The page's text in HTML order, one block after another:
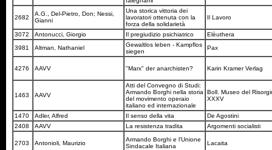
2682
A.G., Del-Pietro, Don; Nessi,
Gianni
Una storica vittoria dei
lavoratori ottenuta con la
forza della solidarietà
Il Lavoro
3072 Antonucci, Giorgio Il pregiudizio psichiatrico
Elèuthera
3981
Altman, Nathaniel
Gewaltlos leben - Kampflos
siegen
Pax
4276 AAVV "Marx" der anarchisten? Karin Kramer Verlag
1463 AAVV
Atti del Convegno di Studi:
Armando Borghi nella storia
del movimento operaio
italiano ed internazionale
Boll. Museo del
XXXV
1470 Adler, Alfred Il senso della vita
De Agostini
2408
AAVV La resistenza tradita Argomenti socialisti
2703 Antonioli, Maurizio
Armando Borghi e l'Unione
Sindacale Italiana
Lacaita